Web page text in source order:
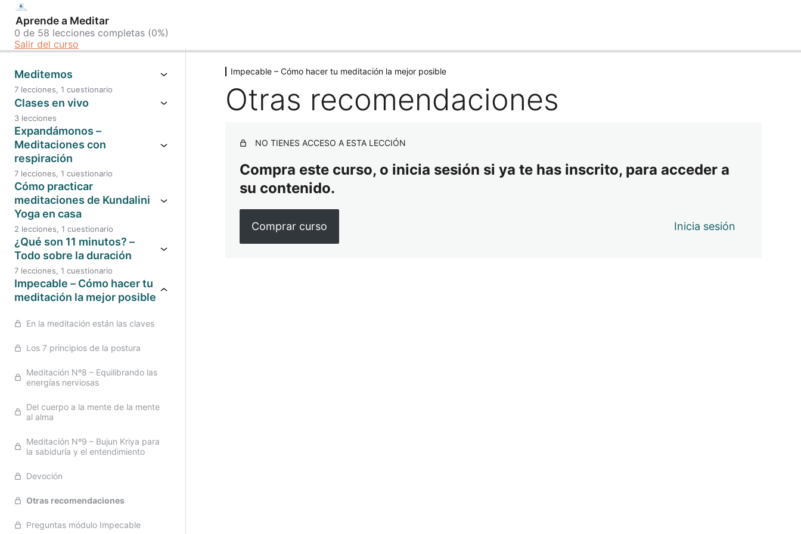
Aprende a Meditar
0 de 58 lecciones completas (0%)
Salir del curso
Meditemos
7 lecciones, 1 cuestionario
Clases en vivo
3 lecciones
Expandámonos –
Meditaciones con
respiración
7 lecciones, 1 cuestionario
Cómo practicar
meditaciones de Kundalini
Yoga en casa
2 lecciones, 1 cuestionario
¿Qué son 11 minutos? –
Todo sobre la duración
7 lecciones, 1 cuestionario
Impecable – Cómo hacer tu
meditación la mejor posible
En la meditación están las claves
Los 7 principios de la postura
Meditación Nº8 – Equilibrando las
energías nerviosas
Del cuerpo a la mente de la mente
al alma
Meditación Nº9 – Bujun Kriya para
la sabiduría y el entendimiento
Devoción
Otras recomendaciones
Preguntas módulo Impecable
Impecable – Cómo hacer tu meditación la mejor posible
Otras recomendaciones
NO TIENES ACCESO A ESTA LECCIÓN
Compra este curso, o inicia sesión si ya te has inscrito, para acceder a
su contenido.
Comprar curso Inicia sesión